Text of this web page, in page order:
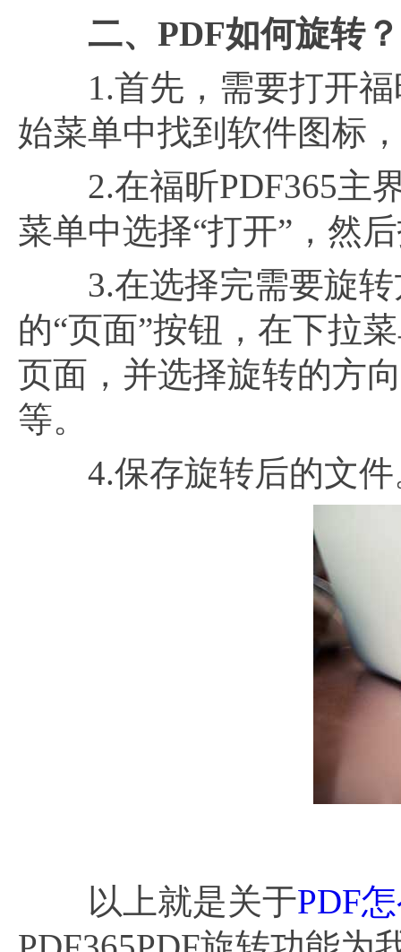
二、PDF如何旋转？
1.首先，需要打开福
始菜单中找到软件图标
2.在福昕PDF365主界
菜单中选择“打开”，然
3.在选择完需要旋转
的“页面”按钮，在下拉
页面，并选择旋转的方
等。
4.保存旋转后的文件
以上就是关于PDF